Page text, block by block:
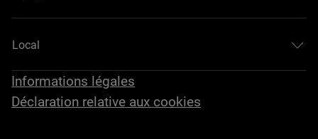
Local
Informations légales
Déclaration relative aux cookies